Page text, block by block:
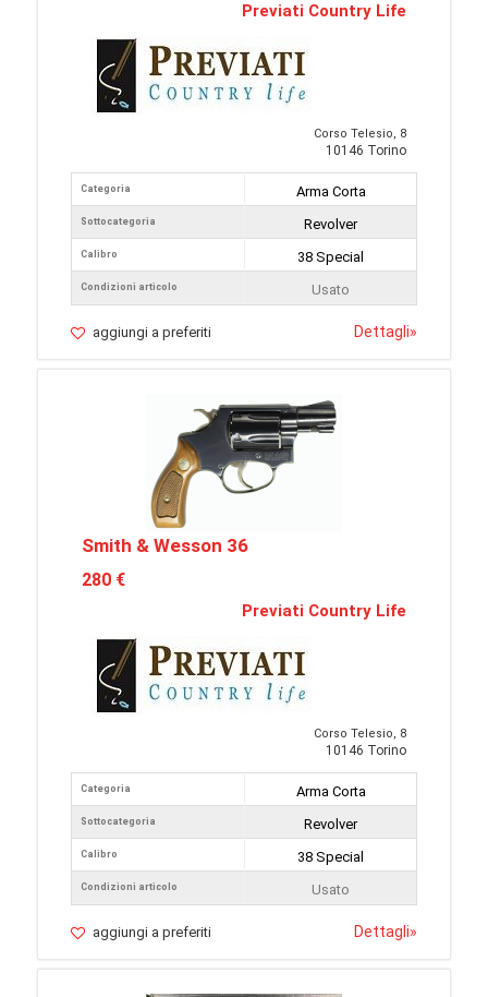
Previati Country Life
Corso Telesio, 8
10146 Torino
Categoria
Sottocategoria
Calibro
Condizioni articolo
Arma Corta
Revolver
38 Special
Usato
aggiungi a preferiti Dettagli»
Smith & Wesson 36
280 €
Previati Country Life
Corso Telesio, 8
10146 Torino
Categoria
Sottocategoria
Calibro
Condizioni articolo
Arma Corta
Revolver
38 Special
Usato
aggiungi a preferiti Dettagli»